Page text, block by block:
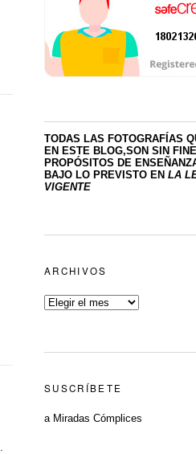
TODAS LAS FOTOGRAFÍAS
EN ESTE BLOG,SON SIN
PROPÓSITOS DE
BAJO LO PREVISTO EN LA
VIGENTE
ARCHIVOS
SUSCRÍBETE
a Miradas Cómplices